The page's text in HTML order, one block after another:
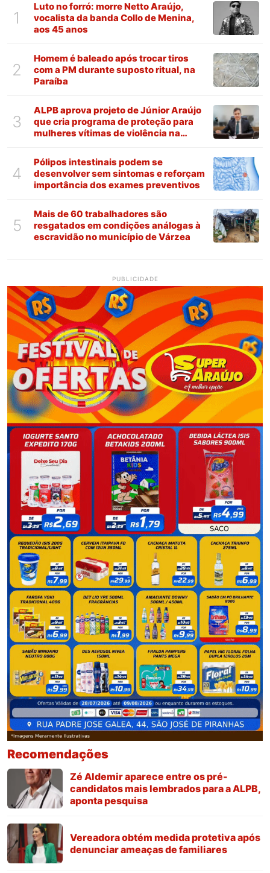
1
Luto no forró: morre Netto Araújo,
vocalista da banda Collo de Menina,
aos 45 anos
2
Homem é baleado após trocar tiros
com a PM durante suposto ritual, na
Paraíba
3
ALPB aprova projeto de Júnior Araújo
que cria programa de proteção para
mulheres vítimas de violência na
4
Pólipos intestinais podem se
desenvolver sem sintomas e reforçam
importância dos exames preventivos
5
Mais de 60 trabalhadores são
resgatados em condições análogas à
escravidão no município de Várzea
PUBLICIDADE
Recomendações
Zé Aldemir aparece entre os pré-
candidatos mais lembrados para a ALPB,
aponta pesquisa
Vereadora obtém medida protetiva após
denunciar ameaças de familiares